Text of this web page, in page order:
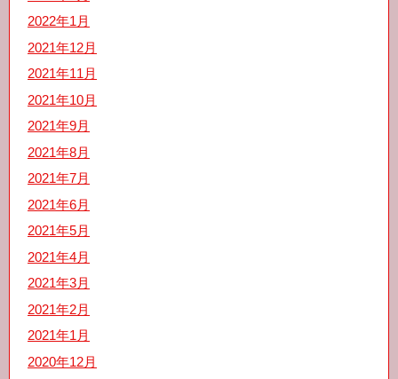
2022年1月
2021年12月
2021年11月
2021年10月
2021年9月
2021年8月
2021年7月
2021年6月
2021年5月
2021年4月
2021年3月
2021年2月
2021年1月
2020年12月